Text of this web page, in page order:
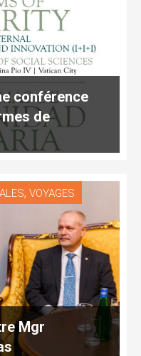
conférence
de
, VOYAGES
Mgr